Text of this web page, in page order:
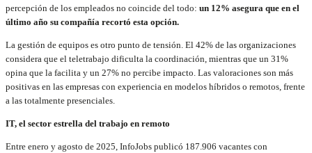
percepción de los empleados no coincide del todo: un 12% asegura que en el
último año su compañía recortó esta opción.
La gestión de equipos es otro punto de tensión. El 42% de las organizaciones
considera que el teletrabajo dificulta la coordinación, mientras que un 31%
opina que la facilita y un 27% no percibe impacto. Las valoraciones son más
positivas en las empresas con experiencia en modelos híbridos o remotos, frente
a las totalmente presenciales.
IT, el sector estrella del trabajo en remoto
Entre enero y agosto de 2025, InfoJobs publicó 187.906 vacantes con